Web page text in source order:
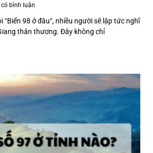
có bình luận
“Biển 98 ở đâu“, nhiều người sẽ lập tức nghĩ
thân thương. Đây không chỉ